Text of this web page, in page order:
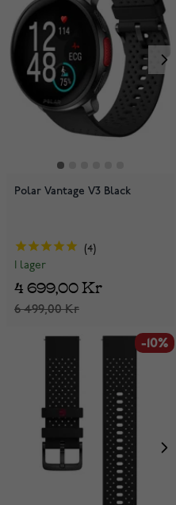
Polar Vantage V3 Black
4
I lager
6 499,00 Kr
4 699,00 Kr
-10%